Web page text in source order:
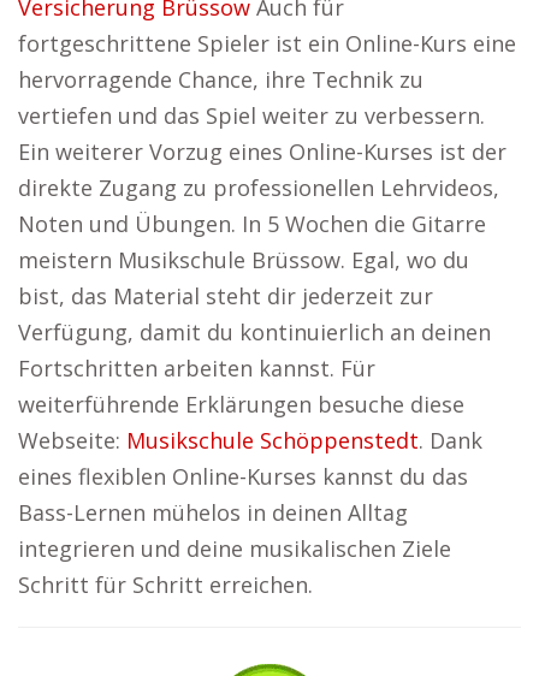
Versicherung Brüssow Auch für
fortgeschrittene Spieler ist ein Online-Kurs eine
hervorragende Chance, ihre Technik zu
vertiefen und das Spiel weiter zu verbessern.
Ein weiterer Vorzug eines Online-Kurses ist der
direkte Zugang zu professionellen Lehrvideos,
Noten und Übungen. In 5 Wochen die Gitarre
meistern Musikschule Brüssow. Egal, wo du
bist, das Material steht dir jederzeit zur
Verfügung, damit du kontinuierlich an deinen
Fortschritten arbeiten kannst. Für
weiterführende Erklärungen besuche diese
Webseite: Musikschule Schöppenstedt. Dank
eines flexiblen Online-Kurses kannst du das
Bass-Lernen mühelos in deinen Alltag
integrieren und deine musikalischen Ziele
Schritt für Schritt erreichen.